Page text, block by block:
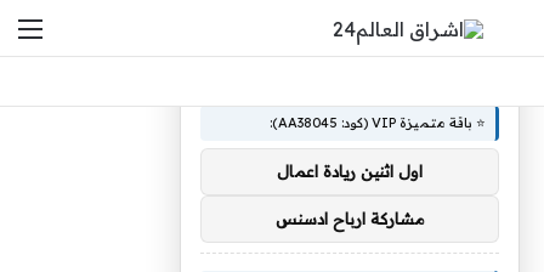
بحث عن
🚀 توصيات : ×
⭐ باقة متميزة VIP (كود: AA38045):
اول اثنين ريادة اعمال
مشاركة ارباح ادسنس